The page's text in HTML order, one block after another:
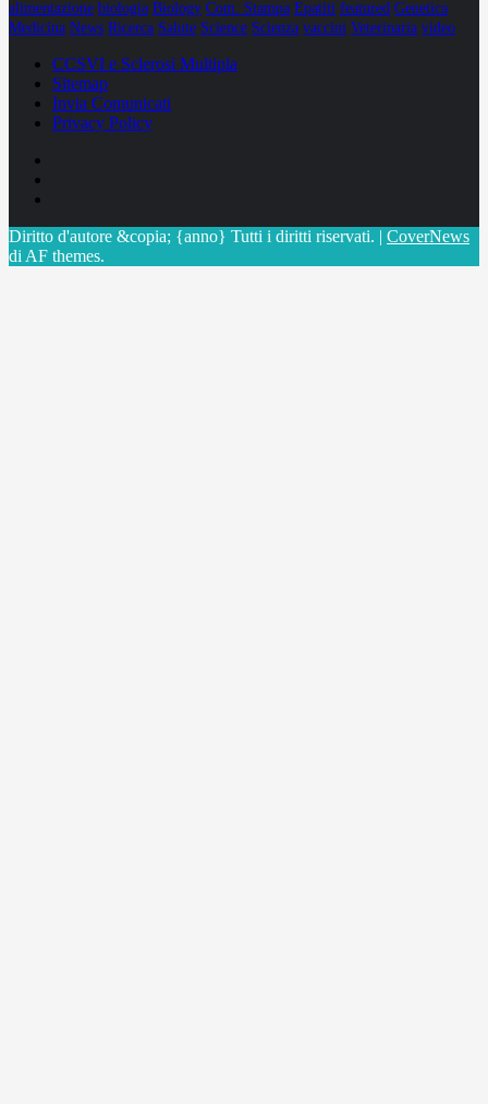
alimentazione biologia Biology Com. Stampa Epatiti featured Genetica
Medicina News Ricerca Salute Science Scienza vaccini Veterinaria video
CCSVI e Sclerosi Multipla
Sitemap
Invia Comunicati
Privacy Policy
Diritto d'autore &copia; {anno} Tutti i diritti riservati. | CoverNews
di AF themes.